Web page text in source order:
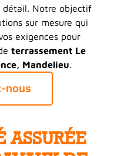
Notre objectif
sur mesure qui
exigences pour
terrassement Le
Mandelieu.
nous
ASSURÉE